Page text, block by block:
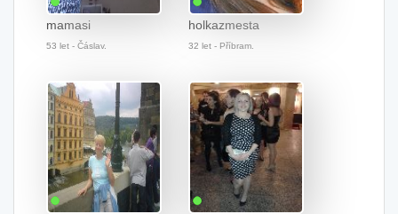
mamasi
53 let - Čáslav.
holkazmesta
32 let - Příbram.